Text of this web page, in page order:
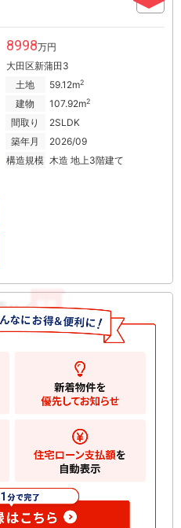
8998万円
大田区新蒲田3
土地
59.12m2
建物 107.92m2
間取り
2SLDK
築年月
2026/09
構造規模 木造 地上3階建て
新着
ハイツ